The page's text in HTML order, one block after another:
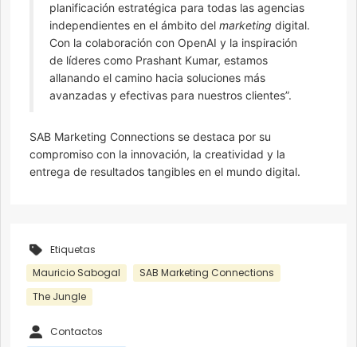
planificación estratégica para todas las agencias
independientes en el ámbito del marketing digital.
Con la colaboración con OpenAI y la inspiración
de líderes como Prashant Kumar, estamos
allanando el camino hacia soluciones más
avanzadas y efectivas para nuestros clientes”.
SAB Marketing Connections se destaca por su
compromiso con la innovación, la creatividad y la
entrega de resultados tangibles en el mundo digital.
Etiquetas
Mauricio Sabogal
SAB Marketing Connections
The Jungle
Contactos